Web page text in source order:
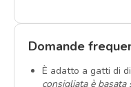
Domande
È adatto a gatti di
consigliata è